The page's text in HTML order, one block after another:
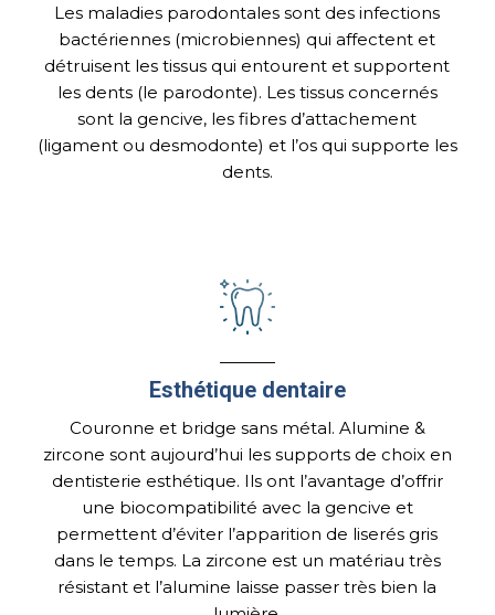
Les maladies parodontales sont des infections
bactériennes (microbiennes) qui affectent et
détruisent les tissus qui entourent et supportent
les dents (le parodonte). Les tissus concernés
sont la gencive, les fibres d’attachement
(ligament ou desmodonte) et l’os qui supporte les
dents.
Esthétique dentaire
Couronne et bridge sans métal. Alumine &
zircone sont aujourd’hui les supports de choix en
dentisterie esthétique. Ils ont l’avantage d’offrir
une biocompatibilité avec la gencive et
permettent d’éviter l’apparition de liserés gris
dans le temps. La zircone est un matériau très
résistant et l’alumine laisse passer très bien la